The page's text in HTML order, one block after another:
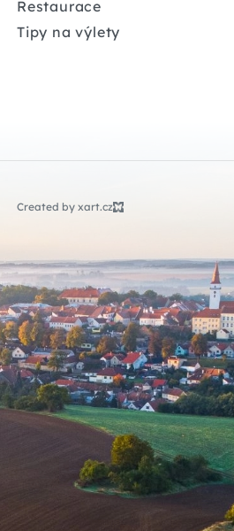
Restaurace
Tipy na výlety
Created by xart.cz